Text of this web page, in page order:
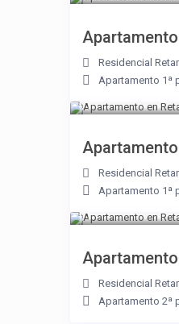
Residencial
Apartamento 1ª
Residencial
Apartamento 1ª
Residencial
Apartamento 2ª